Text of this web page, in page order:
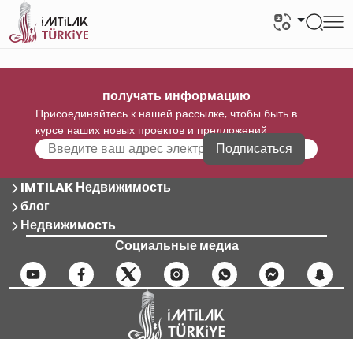
получать информацию
Присоединяйтесь к нашей рассылке, чтобы быть в
курсе наших новых проектов и предложений
Подписаться
IMTILAK Недвижимость
блог
Недвижимость
Социальные медиа